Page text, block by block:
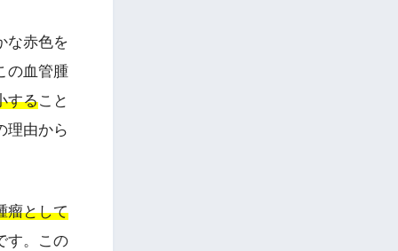
な赤色を
の血管腫
すること
理由から
瘤として
す。この